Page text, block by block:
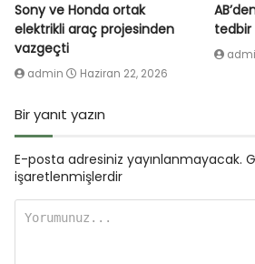
Sony ve Honda ortak
elektrikli araç projesinden
vazgeçti
admin Haziran 22, 2026
Bir yanıt yazın
E-posta adresiniz yayınlanmayacak.
işaretlenmişlerdir